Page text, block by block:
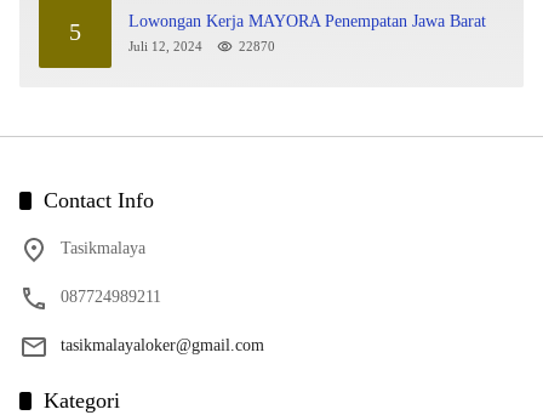
5 Lowongan Kerja MAYORA Penempatan Jawa Barat
Juli 12, 2024 22870
Contact Info
Tasikmalaya
087724989211
tasikmalayaloker@gmail.com
Kategori